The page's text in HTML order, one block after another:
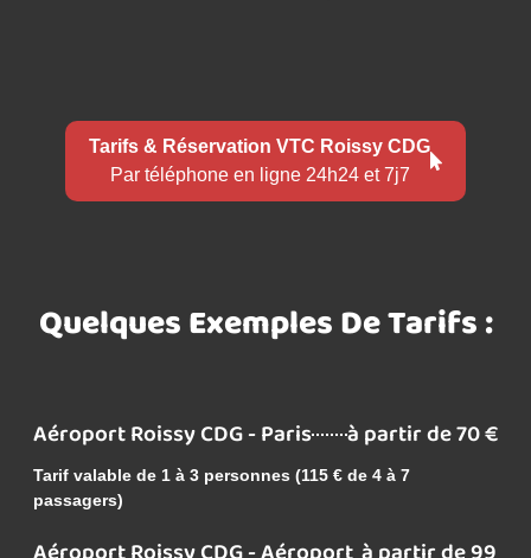
Tarifs & Réservation VTC Roissy CDG
Par téléphone en ligne 24h24 et 7j7
Quelques Exemples De Tarifs :
Aéroport Roissy CDG - Paris à partir de 70 €
Tarif valable de 1 à 3 personnes (115 € de 4 à 7
passagers)